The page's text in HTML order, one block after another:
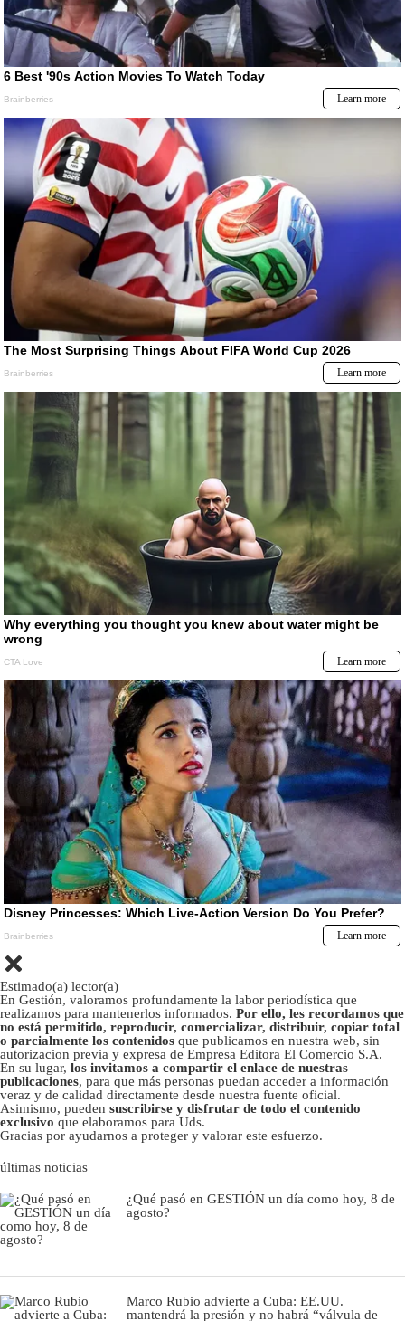
Estimado(a) lector(a)
En Gestión, valoramos profundamente la labor periodística que
realizamos para mantenerlos informados. Por ello, les recordamos que
no está permitido, reproducir, comercializar, distribuir, copiar total
o parcialmente los contenidos que publicamos en nuestra web, sin
autorizacion previa y expresa de Empresa Editora El Comercio S.A.
En su lugar, los invitamos a compartir el enlace de nuestras
publicaciones, para que más personas puedan acceder a información
veraz y de calidad directamente desde nuestra fuente oficial.
Asimismo, pueden suscribirse y disfrutar de todo el contenido
exclusivo que elaboramos para Uds.
Gracias por ayudarnos a proteger y valorar este esfuerzo.
últimas noticias
¿Qué pasó en GESTIÓN un día como hoy, 8 de
agosto?
Marco Rubio advierte a Cuba: EE.UU.
mantendrá la presión y no habrá “válvula de